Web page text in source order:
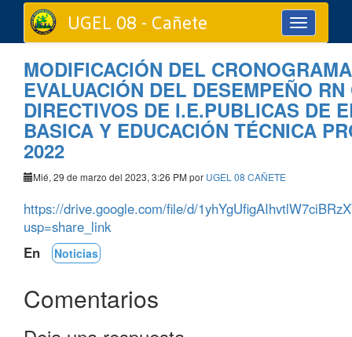
Toggle
navigation
UGEL 08 - Cañete
MODIFICACIÓN DEL
EVALUACIÓN DEL DESEMPEÑO
DIRECTIVOS DE I.E.PUBLICAS DE
BASICA Y EDUCACIÓN TÉCNICA
2022
Mié, 29 de marzo del 2023, 3:26 PM por UGEL 08 CAÑETE
https://drive.google.com/file/d/
usp=share_link
En
Noticias
Comentarios